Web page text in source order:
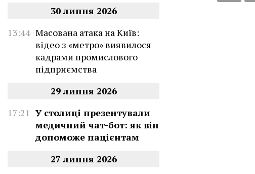
30 липня 2026
13:44 Масована атака на Київ:
відео з «метро» виявилося
кадрами промислового
підприємства
29 липня 2026
17:21 У столиці презентували
медичний чат-бот: як він
допоможе пацієнтам
27 липня 2026